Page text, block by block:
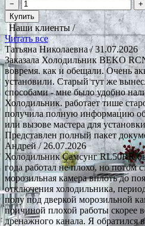
−
+
Купить
Наши клиенты /
Читать все
Татьяна Николаевна/ 31.07.2026
Заказала Холодильник BEKO
вовремя. как и обещали. Очень
установили. Старый тут же
способами - мне было удобно
Холодильник. работает тише
получила полную информацию об
или вызове мастера для
Представлен полный пакет
Андрей/ 26.07.2026
Холодильник Самсунг RL50RR
года работал не плохо, но потом
морозильная камера вплоть до
отключения холодильника,
полу под дверкой морозильной
причиной плохой работы скорее
дренажного канала. Я